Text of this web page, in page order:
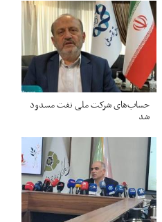
حساب‌های شرکت ملی نفت مسدود
شد